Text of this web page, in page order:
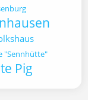
"Sennhütte"
Pig